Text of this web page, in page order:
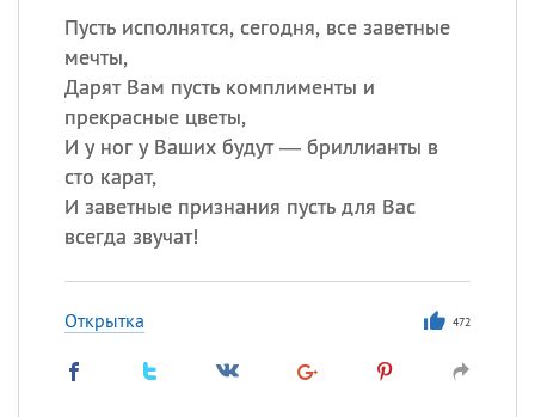
Пусть исполнятся, сегодня, все заветные
мечты,
Дарят Вам пусть комплименты и
прекрасные цветы,
И у ног у Ваших будут — бриллианты в
сто карат,
И заветные признания пусть для Вас
всегда звучат!
Открытка 472